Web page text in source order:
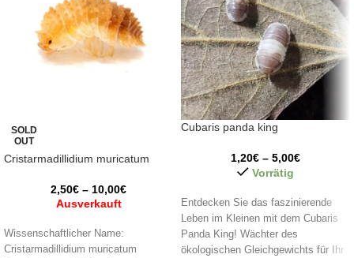
SOLD
OUT
Cristarmadillidium muricatum
2,50€ – 10,00€
Ausverkauft
Wissenschaftlicher Name:
Cristarmadillidium muricatum
Cubaris panda king
1,20€ – 5,00€
Vorrätig
Entdecken Sie das faszinierende
Leben im Kleinen mit dem Cubaris
Panda King! Wächter des
ökologischen Gleichgewichts für Ihr